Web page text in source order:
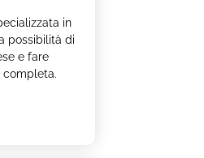
in
possibilità di
e fare
completa.